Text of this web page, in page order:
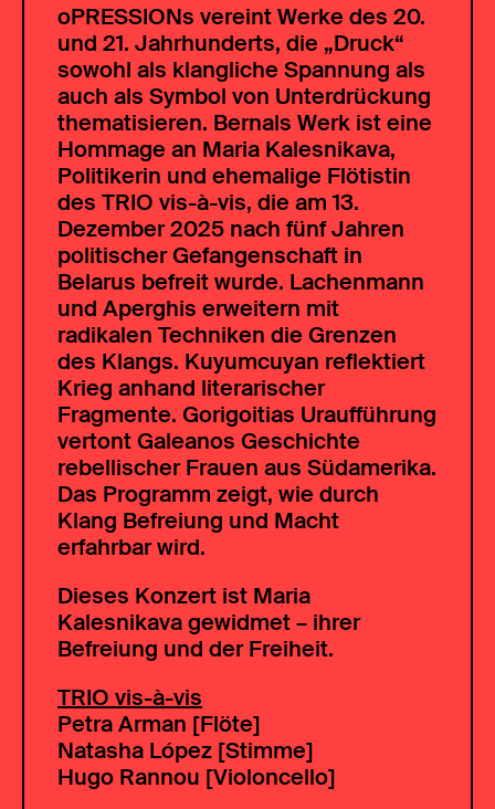
oPRESSIONs vereint Werke des 20.
und 21. Jahrhunderts, die „Druck“
sowohl als klangliche Spannung als
auch als Symbol von Unterdrückung
thematisieren. Bernals Werk ist eine
Hommage an Maria Kalesnikava,
Politikerin und ehemalige Flötistin
des TRIO vis-à-vis, die am 13.
Dezember 2025 nach fünf Jahren
politischer Gefangenschaft in
Belarus befreit wurde. Lachenmann
und Aperghis erweitern mit
radikalen Techniken die Grenzen
des Klangs. Kuyumcuyan reflektiert
Krieg anhand literarischer
Fragmente. Gorigoitias Uraufführung
vertont Galeanos Geschichte
rebellischer Frauen aus Südamerika.
Das Programm zeigt, wie durch
Klang Befreiung und Macht
erfahrbar wird.
Dieses Konzert ist Maria
Kalesnikava gewidmet – ihrer
Befreiung und der Freiheit.
TRIO vis-à-vis
Petra Arman [Flöte]
Natasha López [Stimme]
Hugo Rannou [Violoncello]